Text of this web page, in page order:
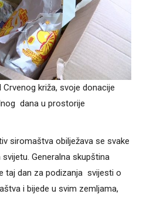
križa, svoje donacije
dana u prostorije
siromaštva obilježava se svake
Generalna skupština
taj dan za podizanja svijesti o
i bijede u svim zemljama,